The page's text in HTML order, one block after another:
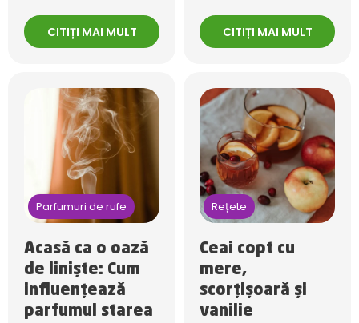
CITIȚI MAI MULT CITIȚI MAI MULT
Parfumuri de rufe
Acasă ca o oază
de liniște: Cum
influențează
parfumul starea
Rețete
Ceai copt cu
mere,
scorțișoară și
vanilie